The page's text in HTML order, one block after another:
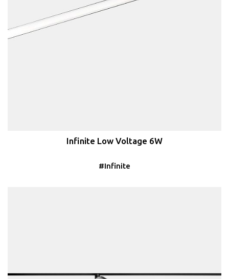
Infinite Low Voltage 6W
#Infinite